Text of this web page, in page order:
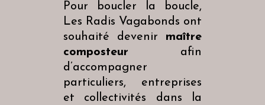
Pour boucler la boucle,
Les Radis Vagabonds ont
souhaité devenir maître
composteur afin
d’accompagner
particuliers, entreprises
et collectivités dans la